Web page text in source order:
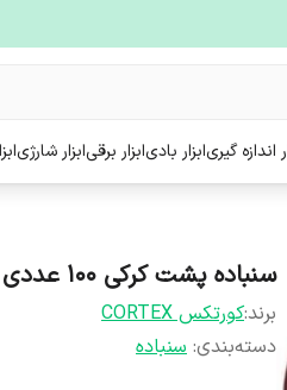
اندازه گیریابزار بادیابزار برقیابزار شارژی
سنباده پشت کرکی ۱۰۰ عددی سایز ۱۱۵ گرید ۶۰
برند:کورتکس CORTEX
دسته‌بندی: سنباده